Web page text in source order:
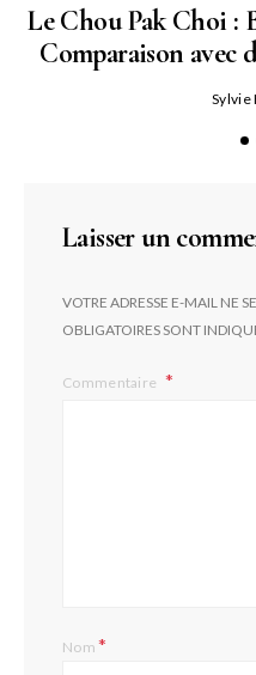
Le Chou Pak Choi :
Comparaison avec
Sylvie
Laisser un
VOTRE ADRESSE E-MAIL NE
OBLIGATOIRES SONT
Commentaire
Nom*